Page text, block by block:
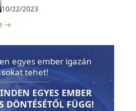
10/22/2023
→
egyes ember igazán
sokat tehet!
EGYES EMBER
DÖNTÉSÉTŐL FÜGG!